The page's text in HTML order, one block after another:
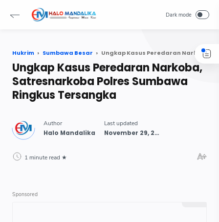
Hukrim Sumbawa Besar Ungkap Kasus Peredaran Narkoba, Satresnarkoba Polres Sumbawa Ringkus Tersangka
Ungkap Kasus Peredaran Narkoba,
Satresnarkoba Polres Sumbawa
Ringkus Tersangka
1 minute read